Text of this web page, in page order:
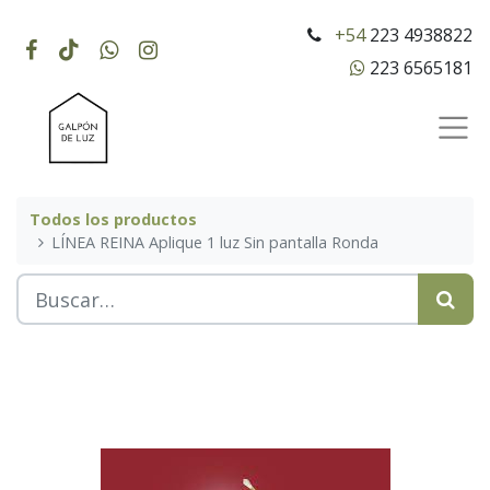
+54223 4938822
223 6565181
Todos los productos
LÍNEA REINA Aplique 1 luz Sin pantalla Ronda